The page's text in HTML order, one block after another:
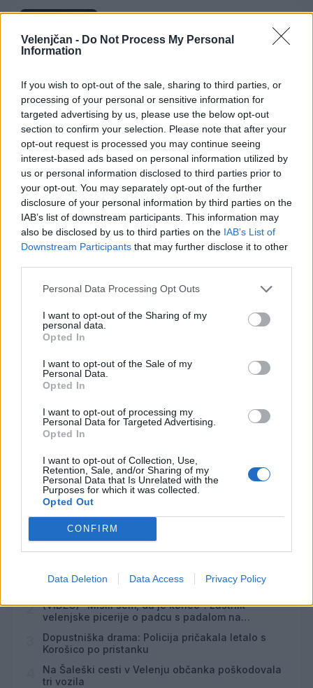
Velenjčan - Do Not Process My Personal
Information
If you wish to opt-out of the sale, sharing to third parties, or
processing of your personal or sensitive information for
targeted advertising by us, please use the below opt-out
section to confirm your selection. Please note that after your
opt-out request is processed you may continue seeing
interest-based ads based on personal information utilized by
us or personal information disclosed to third parties prior to
your opt-out. You may separately opt-out of the further
disclosure of your personal information by third parties on the
IAB’s list of downstream participants. This information may
also be disclosed by us to third parties on the IAB’s List of
Downstream Participants that may further disclose it to other
Personal Data Processing Opt Outs
I want to opt-out of the Sharing of my
personal data.
Opted In
I want to opt-out of the Sale of my
Personal Data.
Opted In
I want to opt-out of processing my
Personal Data for Targeted Advertising.
Opted In
I want to opt-out of Collection, Use,
Retention, Sale, and/or Sharing of my
Personal Data that Is Unrelated with the
Purposes for which it was collected.
Opted Out
CONFIRM
Data Deletion Data Access Privacy Policy
plesnega projekta D. Dance Alliance
Opozorilo: Po 297. členu Kazenskega zakonika je
posameznik kazensko odgovoren za javno spodbujanje
sovraštva, nasilja ali nestrpnosti. Komentarji z žaljivimi,
rasističnimi, diskriminatornimi ali nezakonitimi vsebinami
bodo odstranjeni. Pravila komentiranja →
Failed to fetch
Prihajajoči dogodki
AVG
6
Spin
08:00
6
Velenje
18:00
6 19:00
AVG Večer pesmi Đorđa Balaševića
Vsi dogodki →
Pretep v gostinskem lokalu v Velenju: 46-letnik
moškega udaril s steklenico in ga zabodel
2
(VIDEO) "Mislil sem, da je konec": Lastnik
velenjske picerije o padcu s padalom na
Dopustniška drama: Policija pričakala letalo s
Korošico po pristanku
Na Šaleški cesti v Velenju občanka poškodovala
tri vozila